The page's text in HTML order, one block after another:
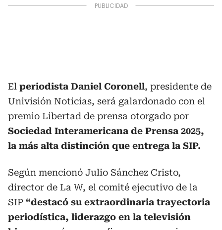
El periodista Daniel Coronell, presidente de
Univisión Noticias, será galardonado con el
premio Libertad de prensa otorgado por
Sociedad Interamericana de Prensa 2025,
la más alta distinción que entrega la SIP.
Según mencionó Julio Sánchez Cristo,
director de La W, el comité ejecutivo de la
SIP “destacó su extraordinaria trayectoria
periodística, liderazgo en la televisión